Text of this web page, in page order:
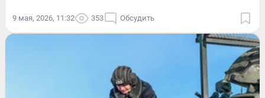
9 мая, 2026, 11:32 353 Обсудить